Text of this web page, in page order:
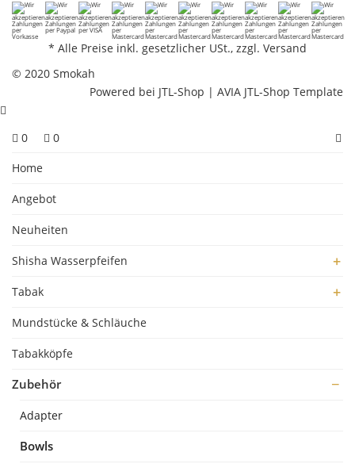
* Alle Preise inkl. gesetzlicher USt., zzgl. Versand
© 2020 Smokah
Powered bei JTL-Shop | AVIA JTL-Shop Template
0 0
Home
Angebot
Neuheiten
Shisha Wasserpfeifen
Tabak
Mundstücke & Schläuche
Tabakköpfe
Zubehör
Adapter
Bowls